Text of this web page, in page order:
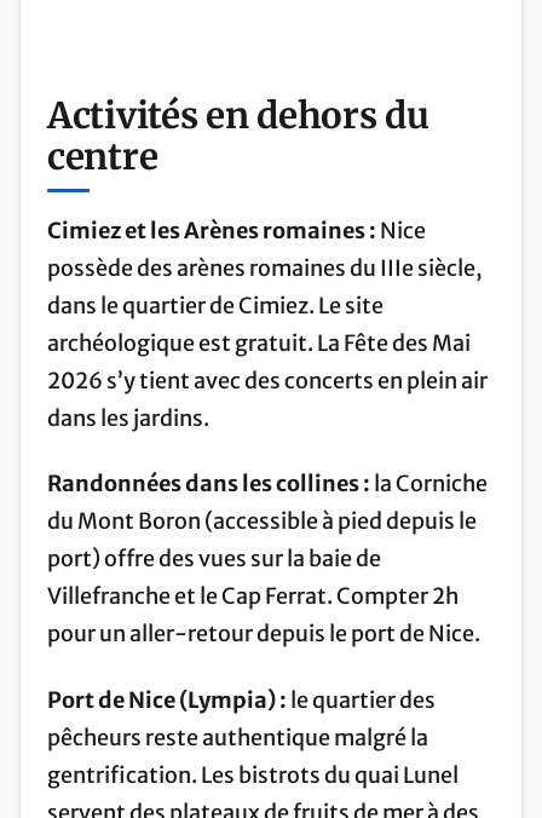
Activités en dehors du
centre
Cimiez et les Arènes romaines : Nice
possède des arènes romaines du IIIe siècle,
dans le quartier de Cimiez. Le site
archéologique est gratuit. La Fête des Mai
2026 s’y tient avec des concerts en plein air
dans les jardins.
Randonnées dans les collines : la Corniche
du Mont Boron (accessible à pied depuis le
port) offre des vues sur la baie de
Villefranche et le Cap Ferrat. Compter 2h
pour un aller-retour depuis le port de Nice.
Port de Nice (Lympia) : le quartier des
pêcheurs reste authentique malgré la
gentrification. Les bistrots du quai Lunel
servent des plateaux de fruits de mer à des